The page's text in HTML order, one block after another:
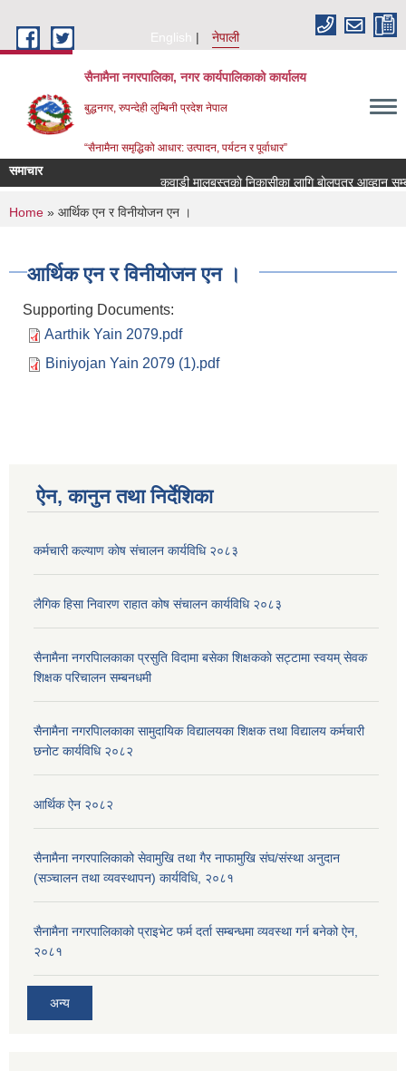
English
नेपाली
सैनामैना नगरपालिका, नगर कार्यपालिकाको कार्यालय
बुद्धनगर, रुपन्देही लुम्बिनी प्रदेश नेपाल
“सैनामैना समृद्धिको आधार: उत्पादन, पर्यटन र पूर्वाधार”
समाचार
कवाडी मालबस्तुकाे निकासीका लागि बाेलपत्र आव्हान
You are here
Home » आर्थिक एन र विनीयोजन एन ।
आर्थिक एन र विनीयोजन एन ।
Supporting Documents:
Aarthik Yain 2079.pdf
Biniyojan Yain 2079 (1).pdf
ऐन, कानुन तथा निर्देशिका
कर्मचारी कल्याण काेष संचालन कार्यविधि २०८३
लैगिक हिसा निवारण राहात कोष संचालन कार्यविधि २०८३
सैनामैना नगरपािलकाका प्रसुति विदामा बसेका शिक्षककाे सट्टामा स्वयम् सेवक
शिक्षक परिचालन सम्बनधमी
सैनामैना नगरपािलकाका सामुदायिक विद्यालयका शिक्षक तथा विद्यालय कर्मचारी
छनाेट कार्यविधि २०८२
आर्थिक ऐन २०८२
सैनामैना नगरपालिकाको सेवामुखि तथा गैर नाफामुखि संघ/संस्था अनुदान
(सञ्चालन तथा व्यवस्थापन) कार्यविधि, २०८१
सैनामैना नगरपालिकाको प्राइभेट फर्म दर्ता सम्बन्धमा व्यवस्था गर्न बनेको ऐन,
२०८१
अन्य